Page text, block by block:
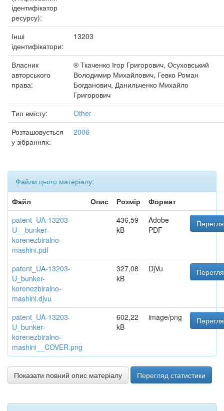
ідентифікатор
ресурсу):
Інші
ідентифікатори:
13203
Власник
авторського
права:
® Ткаченко Ігор Григорович, Осуховський
Володимир Михайлович, Гевко Роман
Богданович, Данильченко Михайло
Григорович
Тип вмісту:
Other
Розташовується
у зібраннях:
2006
Файли цього матеріалу:
Файл
Опис Розмір
Формат
patent_UA-13203-
U__bunker-
korenezbiralno-
mashini.pdf
436,59
kB
Adobe
PDF
patent_UA-13203-
U_bunker-
korenezbiralno-
mashini.djvu
327,08
kB
DjVu
patent_UA-13203-
U_bunker-
korenezbiralno-
mashini__COVER.png
602,22
kB
image/png
Показати повний опис матеріалу Перегляд статистики